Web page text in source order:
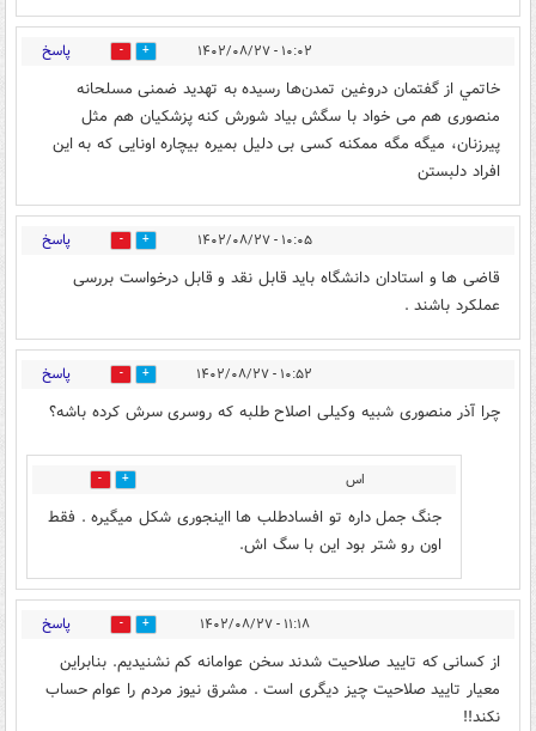
۱۰:۰۲ - ۱۴۰۲/۰۸/۲۷ 13 پاسخ
خاتمي از گفتمان دروغین تمدن‌ها رسیده به تهدید ضمنی مسلحانه
منصوری هم می خواد با سگش بیاد شورش کنه پزشکیان هم مثل
پیرزنان، میگه مگه ممکنه کسی بی دلیل بمیره بیچاره اونایی که به این
افراد دلبستن
۱۰:۰۵ - ۱۴۰۲/۰۸/۲۷ 2 پاسخ
قاضی ها و استادان دانشگاه باید قابل نقد و قابل درخواست بررسی
عملکرد باشند .
۱۰:۵۲ - ۱۴۰۲/۰۸/۲۷ 4 پاسخ
چرا آذر منصوری شبیه وکیلی اصلاح طلبه که روسری سرش کرده باشه؟
اس 3
جنگ جمل داره تو افسادطلب ها ااینجوری شکل میگیره . فقط
اون رو شتر بود این با سگ اش.
۱۱:۱۸ - ۱۴۰۲/۰۸/۲۷ 2 پاسخ
از کسانی که تایید صلاحیت شدند سخن عوامانه کم نشنیدیم. بنابراین
معیار تایید صلاحیت چیز دیگری است . مشرق نیوز مردم را عوام حساب
نکند!!